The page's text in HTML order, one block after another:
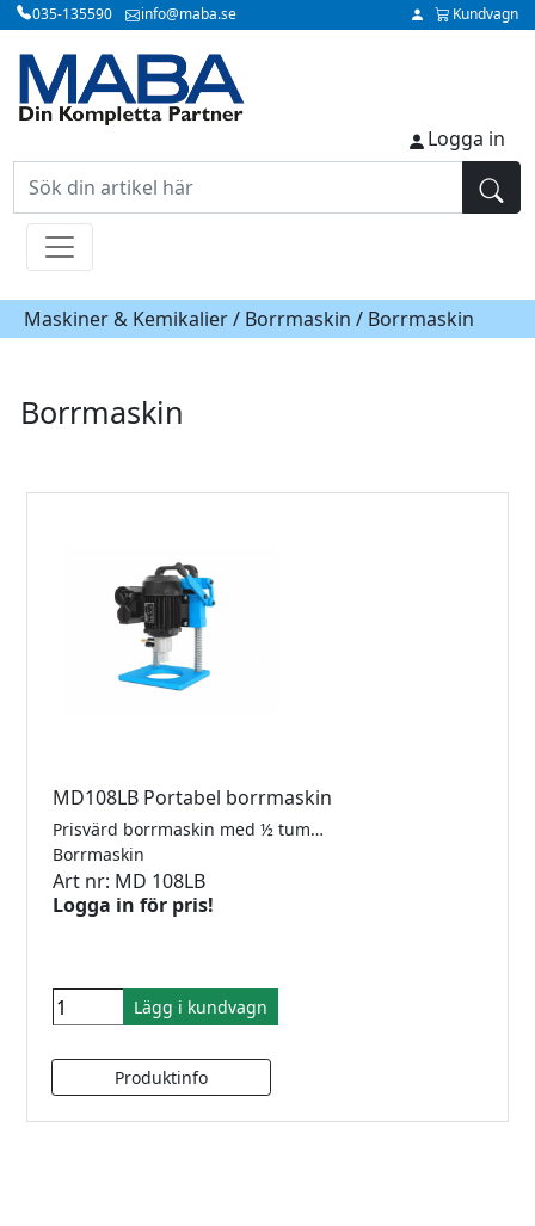
035-135590 info@maba.se Kundvagn
Logga in
Maskiner & Kemikalier / Borrmaskin / Borrmaskin
Borrmaskin
MD108LB Portabel borrmaskin
Prisvärd borrmaskin med ½ tum rostfritt fäste, vattenanslutning med kran, 1400/2800 RPM, gummiklädd fot. Vikt ca 12kg. Maximal håldiameter: 110 mm. Max borrdjup: 24 mm.
Borrmaskin
Art nr: MD 108LB
Logga in för pris!
Lägg i kundvagn